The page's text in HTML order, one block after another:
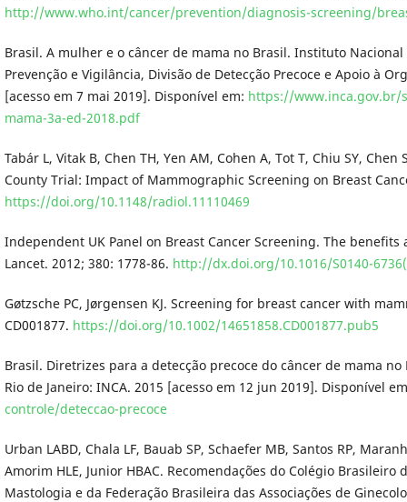
http://www.who.int/cancer/prevention/diagnosis-screening/
Brasil. A mulher e o câncer de mama no Brasil. Instituto
Prevenção e Vigilância, Divisão de Detecção Precoce e Apoio à
[acesso em 7 mai 2019]. Disponível em: https://
mama-3a-ed-2018.pdf
Tabár L, Vitak B, Chen TH, Yen AM, Cohen A, Tot T, Chiu SY,
County Trial: Impact of Mammographic Screening on Breast
https://doi.org/10.1148/radiol.11110469
Independent UK Panel on Breast Cancer Screening. The
Lancet. 2012; 380: 1778-86. http://dx.doi.org/10.1016/S0140-
Gøtzsche PC, Jørgensen KJ. Screening for breast cancer with
CD001877. https://doi.org/10.1002/14651858.CD001877.pub5
Brasil. Diretrizes para a detecção precoce do câncer de mama
Rio de Janeiro: INCA. 2015 [acesso em 12 jun 2019]. Disponível
controle/deteccao-precoce
Urban LABD, Chala LF, Bauab SP, Schaefer MB, Santos RP,
Amorim HLE, Junior HBAC. Recomendações do Colégio
Mastologia e da Federação Brasileira das Associações de